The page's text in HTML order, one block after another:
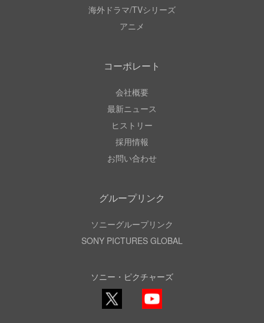
海外ドラマ/TVシリーズ
アニメ
コーポレート
会社概要
最新ニュース
ヒストリー
採用情報
お問い合わせ
グループリンク
ソニーグループリンク
SONY PICTURES GLOBAL
ソニー・ピクチャーズ